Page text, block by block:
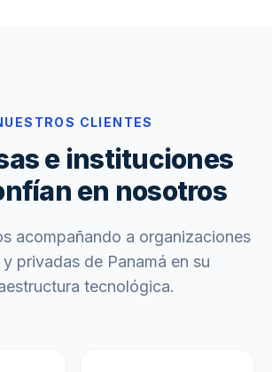
CLIENTES
e instituciones
en nosotros
acompañando a organizaciones
privadas de Panamá en su
tecnológica.